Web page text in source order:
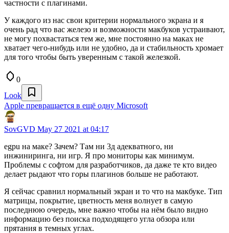
частности с плагинами.
У каждого из нас свои критерии нормального экрана и я
очень рад что вас железо и возможности макбуков устраивают,
не могу похвастаться тем же, мне постоянно на маках не
хватает чего-нибудь или не удобно, да и стабильность хромает
для того чтобы быть уверенным с такой железкой.
0
Look
Apple превращается в ещё одну Microsoft
SovGVD May 27 2021 at 04:17
egpu на маке? Зачем? Там ни 3д адекватного, ни
инжиниринга, ни игр. Я про мониторы как минимум.
Проблемы с софтом для разработчиков, да даже те кто видео
делает рыдают что горы плагинов больше не работают.
Я сейчас сравнил нормальный экран и то что на макбуке. Тип
матрицы, покрытие, цветность меня волнует в самую
последнюю очередь, мне важно чтобы на нём было видно
информацию без поиска подходящего угла обзора или
прятания в темных углах.